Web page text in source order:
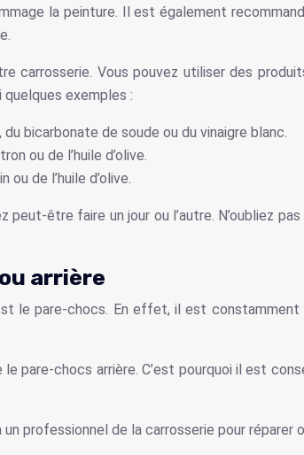
la peinture. Il est également
Vous pouvez utiliser des
exemples :
bicarbonate de soude ou du vinaigre blanc.
ou de l’huile d’olive.
de l’huile d’olive.
être faire un jour ou l’autre. N’oubliez
arrière
le pare-chocs. En effet, il est
pare-chocs arrière. C’est pourquoi il est
professionnel de la carrosserie pour réparer